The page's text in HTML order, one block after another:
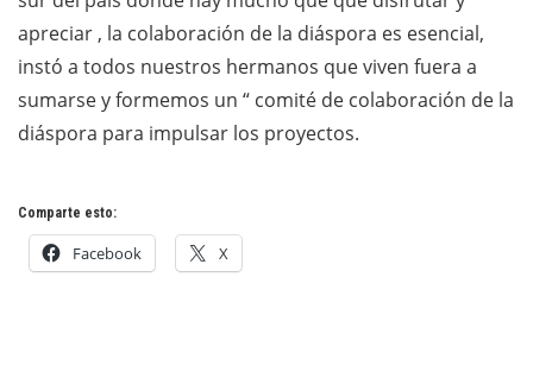
apreciar , la colaboración de la diáspora es esencial,
instó a todos nuestros hermanos que viven fuera a
sumarse y formemos un “ comité de colaboración de la
diáspora para impulsar los proyectos.
Comparte esto:
Facebook X